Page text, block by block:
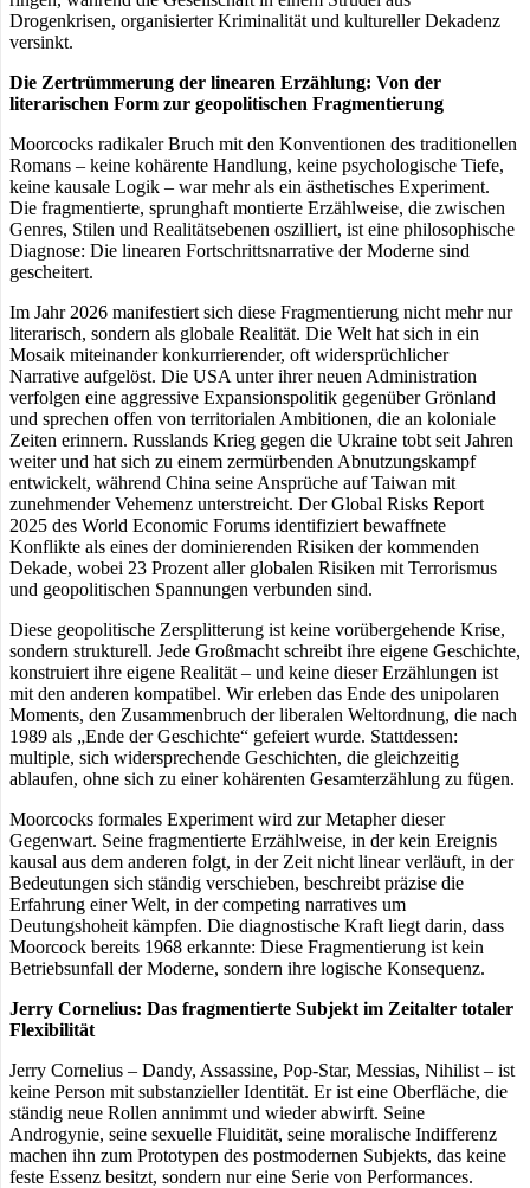
Drogenkrisen, organisierter Kriminalität und kultureller Dekadenz
versinkt.
Die Zertrümmerung der linearen Erzählung: Von der
literarischen Form zur geopolitischen Fragmentierung
Moorcocks radikaler Bruch mit den Konventionen des traditionellen
Romans – keine kohärente Handlung, keine psychologische Tiefe,
keine kausale Logik – war mehr als ein ästhetisches Experiment.
Die fragmentierte, sprunghaft montierte Erzählweise, die zwischen
Genres, Stilen und Realitätsebenen oszilliert, ist eine philosophische
Diagnose: Die linearen Fortschrittsnarrative der Moderne sind
gescheitert.
Im Jahr 2026 manifestiert sich diese Fragmentierung nicht mehr nur
literarisch, sondern als globale Realität. Die Welt hat sich in ein
Mosaik miteinander konkurrierender, oft widersprüchlicher
Narrative aufgelöst. Die USA unter ihrer neuen Administration
verfolgen eine aggressive Expansionspolitik gegenüber Grönland
und sprechen offen von territorialen Ambitionen, die an koloniale
Zeiten erinnern. Russlands Krieg gegen die Ukraine tobt seit Jahren
weiter und hat sich zu einem zermürbenden Abnutzungskampf
entwickelt, während China seine Ansprüche auf Taiwan mit
zunehmender Vehemenz unterstreicht. Der Global Risks Report
2025 des World Economic Forums identifiziert bewaffnete
Konflikte als eines der dominierenden Risiken der kommenden
Dekade, wobei 23 Prozent aller globalen Risiken mit Terrorismus
und geopolitischen Spannungen verbunden sind.
Diese geopolitische Zersplitterung ist keine vorübergehende Krise,
sondern strukturell. Jede Großmacht schreibt ihre eigene Geschichte,
konstruiert ihre eigene Realität – und keine dieser Erzählungen ist
mit den anderen kompatibel. Wir erleben das Ende des unipolaren
Moments, den Zusammenbruch der liberalen Weltordnung, die nach
1989 als „Ende der Geschichte“ gefeiert wurde. Stattdessen:
multiple, sich widersprechende Geschichten, die gleichzeitig
ablaufen, ohne sich zu einer kohärenten Gesamterzählung zu fügen.
Moorcocks formales Experiment wird zur Metapher dieser
Gegenwart. Seine fragmentierte Erzählweise, in der kein Ereignis
kausal aus dem anderen folgt, in der Zeit nicht linear verläuft, in der
Bedeutungen sich ständig verschieben, beschreibt präzise die
Erfahrung einer Welt, in der competing narratives um
Deutungshoheit kämpfen. Die diagnostische Kraft liegt darin, dass
Moorcock bereits 1968 erkannte: Diese Fragmentierung ist kein
Betriebsunfall der Moderne, sondern ihre logische Konsequenz.
Jerry Cornelius: Das fragmentierte Subjekt im Zeitalter totaler
Flexibilität
Jerry Cornelius – Dandy, Assassine, Pop-Star, Messias, Nihilist – ist
keine Person mit substanzieller Identität. Er ist eine Oberfläche, die
ständig neue Rollen annimmt und wieder abwirft. Seine
Androgynie, seine sexuelle Fluidität, seine moralische Indifferenz
machen ihn zum Prototypen des postmodernen Subjekts, das keine
feste Essenz besitzt, sondern nur eine Serie von Performances.